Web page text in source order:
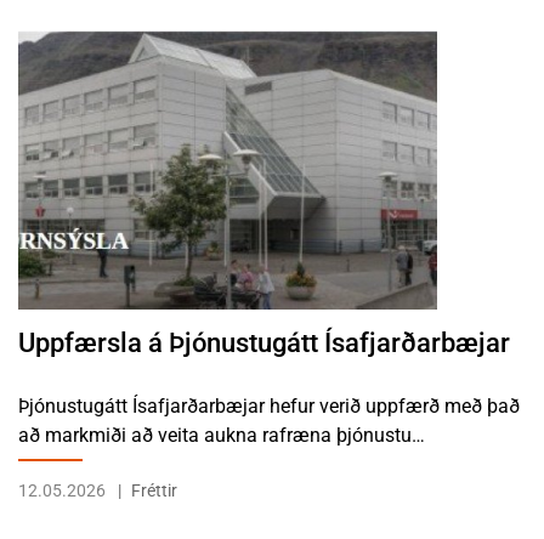
Uppfærsla á Þjónustugátt Ísafjarðarbæjar
Þjónustugátt Ísafjarðarbæjar hefur verið uppfærð með það
að markmiði að veita aukna rafræna þjónustu…
12.05.2026 Fréttir
LESA FRÉTTINA UPPFÆRSLA Á ÞJÓNUSTUGÁTT